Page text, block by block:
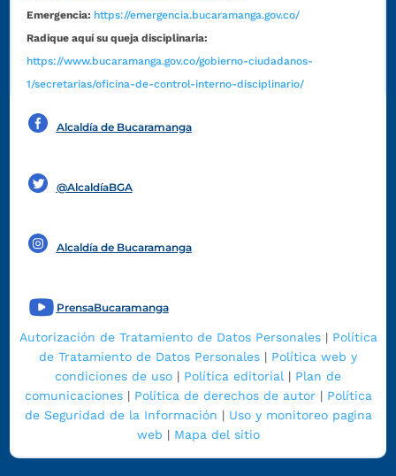
Emergencia: https://emergencia.bucaramanga.gov.co/
Radique aquí su queja disciplinaria:
https://www.bucaramanga.gov.co/gobierno-ciudadanos-
1/secretarias/oficina-de-control-interno-disciplinario/
Alcaldía de Bucaramanga
@AlcaldíaBGA
Alcaldía de Bucaramanga
PrensaBucaramanga
Autorización de Tratamiento de Datos Personales| Política
de Tratamiento de Datos Personales | Política web y
condiciones de uso | Política editorial | Plan de
comunicaciones| Política de derechos de autor| Política
de Seguridad de la Información | Uso y monitoreo pagina
web | Mapa del sitio